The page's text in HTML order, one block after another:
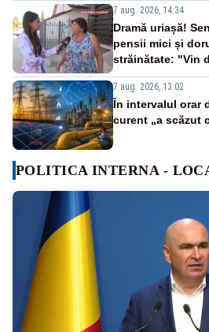
7 aug. 2026, 14:34
Dramă uriașă!
pensii mici și
străinătate: "Vin
7 aug. 2026, 13:02
În intervalul orar
curent „a scăzut
POLITICA INTERNA -